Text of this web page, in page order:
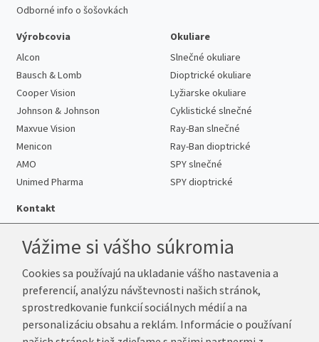
Odborné info o šošovkách
Výrobcovia
Alcon
Bausch & Lomb
Cooper Vision
Johnson & Johnson
Maxvue Vision
Menicon
AMO
Unimed Pharma
Okuliare
Slnečné okuliare
Dioptrické okuliare
Lyžiarske okuliare
Cyklistické slnečné
Ray-Ban slnečné
Ray-Ban dioptrické
SPY slnečné
SPY dioptrické
Kontakt
Telefón:+421 222 205 863
E-mail:info@k-sosovky.sk
Reklamačná adresa
Andrea Votavová
Vážime si vášho súkromia
Cookies sa používajú na ukladanie vášho nastavenia a
preferencií, analýzu návštevnosti našich stránok,
sprostredkovanie funkcií sociálnych médií a na
personalizáciu obsahu a reklám. Informácie o používaní